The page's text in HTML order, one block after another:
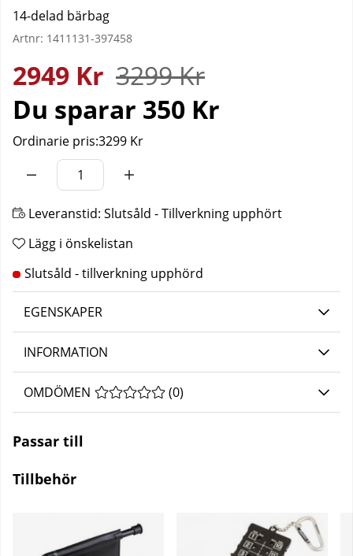
14-delad bärbag
Artnr: 1411131-397458
3299Kr
2949 Kr
Du sparar 350 Kr
Ordinarie pris:3299 Kr
Leveranstid: Slutsåld - Tillverkning upphört
Lägg i önskelistan
EGENSKAPER
INFORMATION
OMDÖMEN MEDELBETYG 0 AV 5 ANTAL BETYG 0
(0)
Passar till
Tillbehör